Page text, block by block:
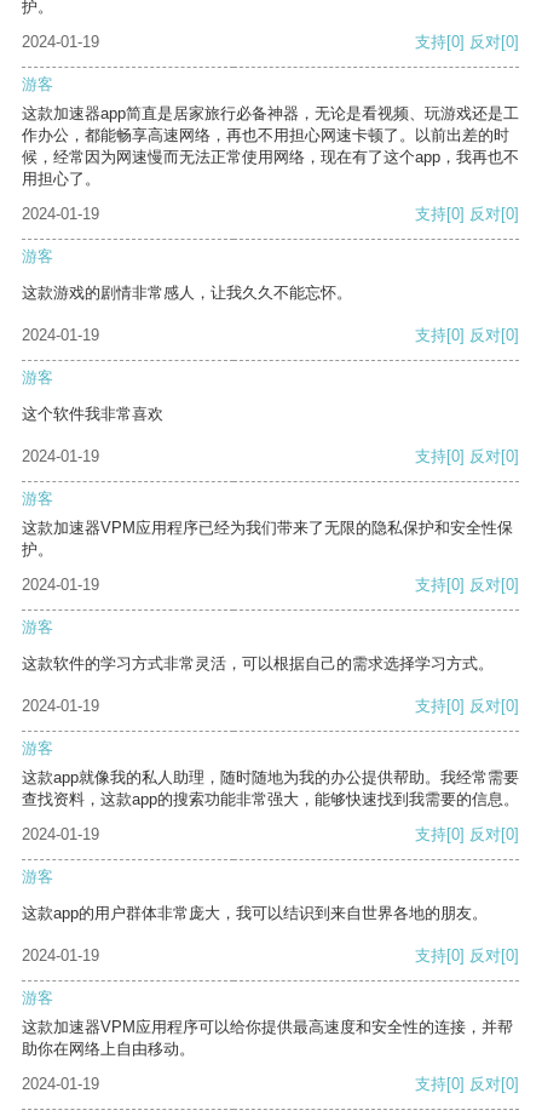
护。
2024-01-19
支持[0] 反对[0]
游客
这款加速器app简直是居家旅行必备神器，无论是看视频、玩游戏还是工
作办公，都能畅享高速网络，再也不用担心网速卡顿了。以前出差的时
候，经常因为网速慢而无法正常使用网络，现在有了这个app，我再也不
用担心了。
2024-01-19
支持[0] 反对[0]
游客
这款游戏的剧情非常感人，让我久久不能忘怀。
2024-01-19 支持[0] 反对[0]
游客
这个软件我非常喜欢
2024-01-19 支持[0] 反对[0]
游客
这款加速器VPM应用程序已经为我们带来了无限的隐私保护和安全性保
护。
2024-01-19
支持[0] 反对[0]
游客
这款软件的学习方式非常灵活，可以根据自己的需求选择学习方式。
2024-01-19 支持[0] 反对[0]
游客
这款app就像我的私人助理，随时随地为我的办公提供帮助。我经常需要
查找资料，这款app的搜索功能非常强大，能够快速找到我需要的信息。
2024-01-19
支持[0] 反对[0]
游客
这款app的用户群体非常庞大，我可以结识到来自世界各地的朋友。
2024-01-19 支持[0] 反对[0]
游客
这款加速器VPM应用程序可以给你提供最高速度和安全性的连接，并帮
助你在网络上自由移动。
2024-01-19
支持[0] 反对[0]